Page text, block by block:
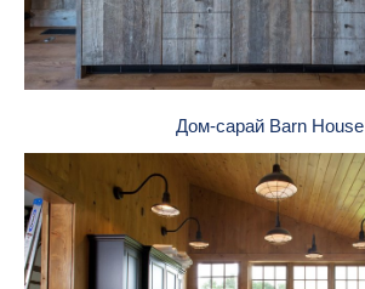
Дом-сарай Barn House